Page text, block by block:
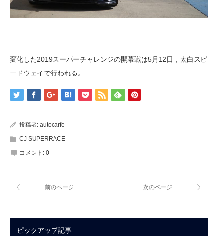
変化した2019スーパーチャレンジの開幕戦は5月12日，太白スピ
ードウェイで行われる。
投稿者: autocarfe
CJ SUPERRACE
コメント: 0
前のページ 次のページ
ピックアップ記事